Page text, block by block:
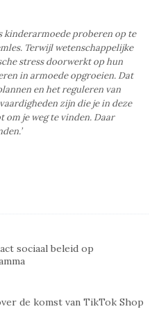
kinderarmoede proberen op te
Terwijl wetenschappelijke
stress doorwerkt op hun
in armoede opgroeien. Dat
en het reguleren van
zijn die je in deze
je weg te vinden. Daar
sociaal beleid op
de komst van TikTok Shop